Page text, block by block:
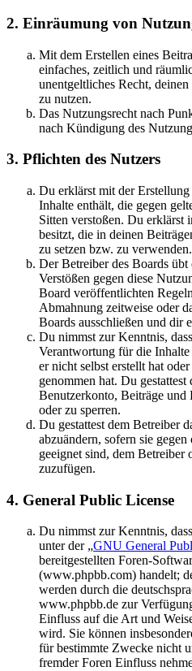
2. Einräumung von
Mit dem Erstellen eines
einfaches, zeitlich und
unentgeltliches Recht,
zu nutzen.
Das Nutzungsrecht nach
nach Kündigung des
3. Pflichten des Nutzers
Du erklärst mit der Erstellung
Inhalte enthält, die gegen
Sitten verstoßen. Du erklärst
besitzt, die in deinen
zu setzen bzw. zu verwenden.
Der Betreiber des Boards übt
Verstößen gegen diese
Board veröffentlichten
Abmahnung zeitweise oder
Boards ausschließen und dir
Du nimmst zur Kenntnis,
Verantwortung für die
er nicht selbst erstellt hat
genommen hat. Du gestattest
Benutzerkonto, Beiträge und
oder zu sperren.
Du gestattest dem Betreiber
abzuändern, sofern sie
geeignet sind, dem Betreiber
zuzufügen.
4. General Public License
Du nimmst zur Kenntnis,
unter der „GNU General
bereitgestellten Foren-
(www.phpbb.com) handelt;
werden durch die
www.phpbb.de zur
Einfluss auf die Art und
wird. Sie können
für bestimmte Zwecke nicht
fremder Foren Einfluss